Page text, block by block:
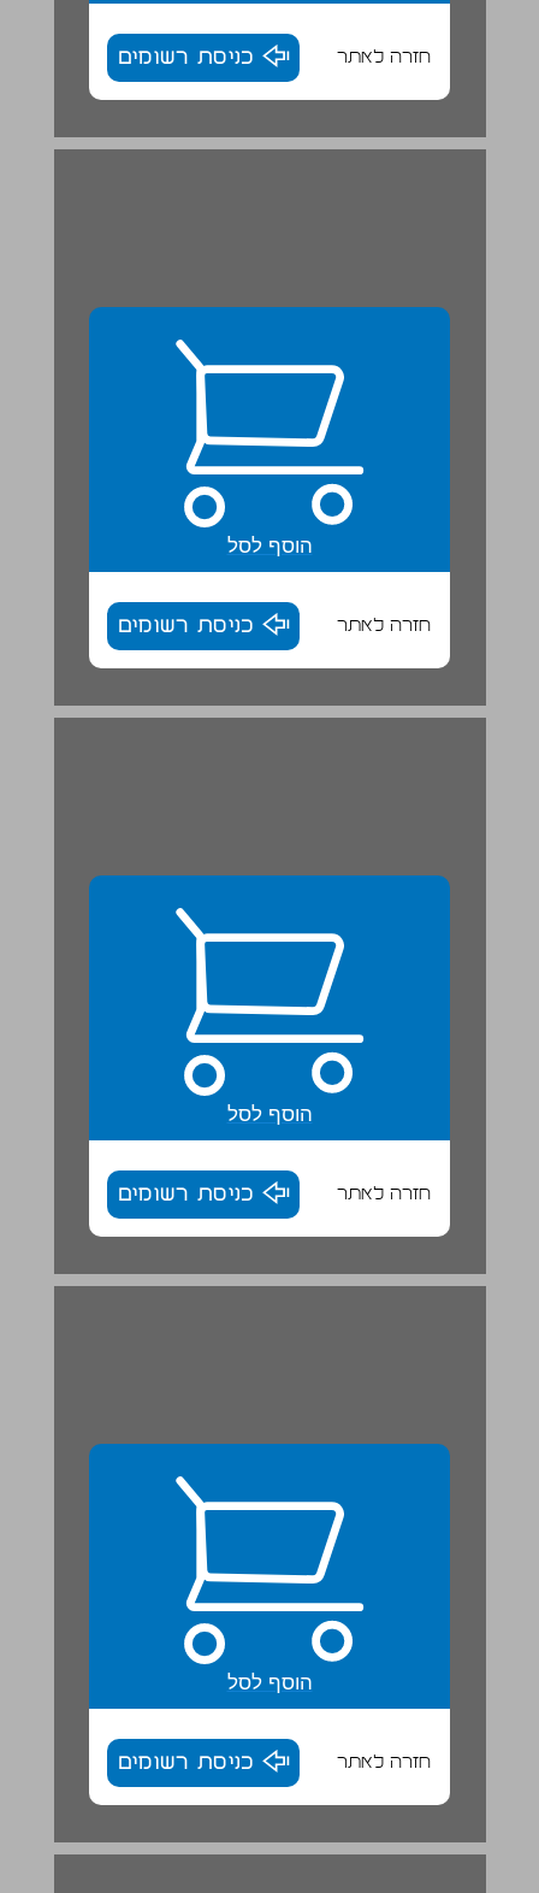
חזרה לאתר כניסת רשומים
הוסף לסל
חזרה לאתר כניסת רשומים
הוסף לסל
חזרה לאתר כניסת רשומים
הוסף לסל
חזרה לאתר כניסת רשומים
אֵיזֶה פֶּלֶא: זְרָעִים מֻפְלָאִים ... 21